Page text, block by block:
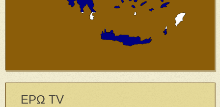
ΕΡΩ TV